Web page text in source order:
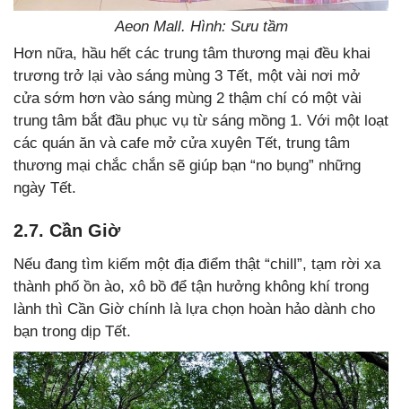
Aeon Mall. Hình: Sưu tầm
Hơn nữa, hầu hết các trung tâm thương mại đều khai
trương trở lại vào sáng mùng 3 Tết, một vài nơi mở
cửa sớm hơn vào sáng mùng 2 thậm chí có một vài
trung tâm bắt đầu phục vụ từ sáng mồng 1. Với một loạt
các quán ăn và cafe mở cửa xuyên Tết, trung tâm
thương mại chắc chắn sẽ giúp bạn “no bụng” những
ngày Tết.
2.7. Cần Giờ
Nếu đang tìm kiếm một địa điểm thật “chill”, tạm rời xa
thành phố ồn ào, xô bồ để tận hưởng không khí trong
lành thì Cần Giờ chính là lựa chọn hoàn hảo dành cho
bạn trong dịp Tết.